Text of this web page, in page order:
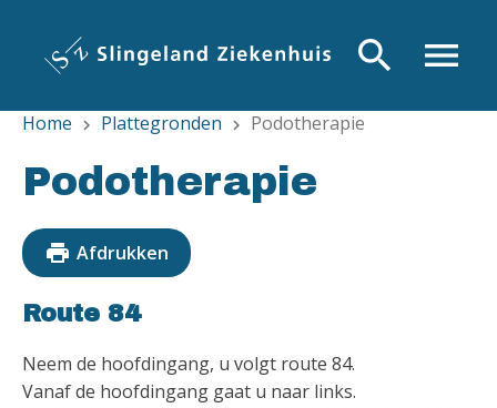
inhoud
menu
search
Home chevron_right Plattegronden chevron_right Podotherapie
Podotherapie
print Afdrukken
Route 84
Neem de hoofdingang, u volgt route 84.
Vanaf de hoofdingang gaat u naar links.